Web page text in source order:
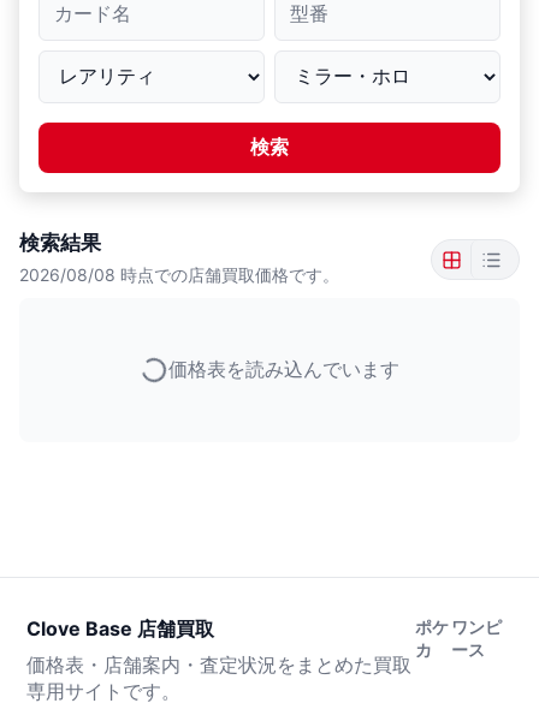
カード名 型番
検索
検索結果
2026/08/08 時点での店舗買取価格です。
価格表を読み込んでいます
Clove Base 店舗買取
価格表・店舗案内・査定状況をまとめた買取
専用サイトです。
ポケ
カ
ワンピ
ース